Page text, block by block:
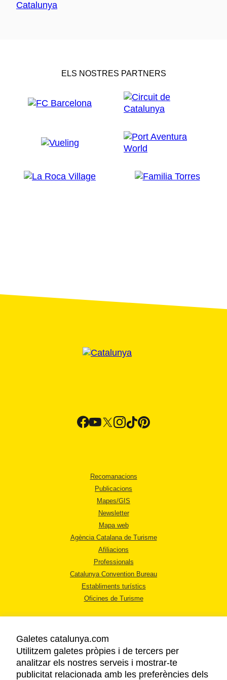
ELS NOSTRES PARTNERS
Recomanacions
Publicacions
Mapes/GIS
Newsletter
Mapa web
Agència Catalana de Turisme
Afiliacions
Professionals
Catalunya Convention Bureau
Establiments turístics
Oficines de Turisme
AVÍS LEGAL
Galetes catalunya.com
Utilitzem galetes pròpies i de tercers per
analitzar els nostres serveis i mostrar-te
publicitat relacionada amb les preferències dels